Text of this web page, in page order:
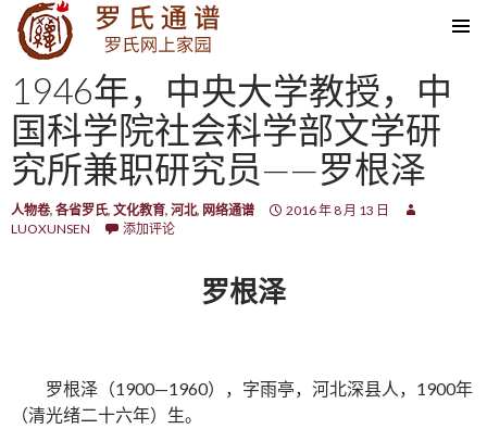
SKIP TO CONTENT
1946年，中央大学教授，中
国科学院社会科学部文学研
究所兼职研究员——罗根泽
人物卷, 各省罗氏, 文化教育, 河北, 网络通谱
2016 年 8 月 13 日
LUOXUNSEN
添加评论
罗根泽
罗根泽（1900—1960），字雨亭，河北深县人，1900年
（清光绪二十六年）生。